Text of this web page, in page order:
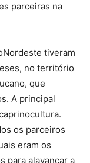
parceiras na
tiveram
no território
que
A principal
os parceiros
eram os
para alavancar a